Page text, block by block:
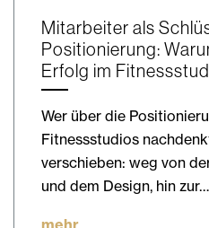
Mitarbeiter als
Positionierung:
Erfolg im
Wer über die
Fitnessstudios
verschieben: weg von
und dem Design, hin zur…
mehr